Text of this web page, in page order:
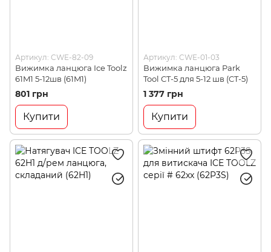
Артикул: CWE-82-09
Вижимка ланцюга Ice Toolz
61M1 5-12шв (61M1)
801 грн
Купити
Артикул: CWE-01-03
Вижимка ланцюга Park
Tool CT-5 для 5-12 шв (CT-5)
1 377 грн
Купити